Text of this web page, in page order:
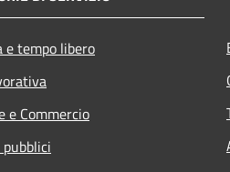
e tempo libero
e Commercio